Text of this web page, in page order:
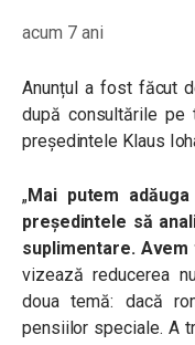
acum 7 ani
Anunțul a fost făcut
după consultările pe
președintele Klaus
„Mai putem
președintele să
suplimentare.
vizează reducerea
doua temă: dacă
pensiilor speciale. A